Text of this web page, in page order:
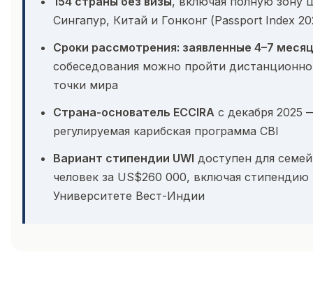
Сингапур, Китай и Гонконг (Passport Index
Сроки рассмотрения: заявленные 4–7
собеседования можно пройти
точки мира
Страна-основатель ECCIRA с декабря 2025
регулируемая карибская программа CBI
Вариант стипендии UWI доступен для
человек за US$260 000, включая стипендию
Университете Вест-Индии